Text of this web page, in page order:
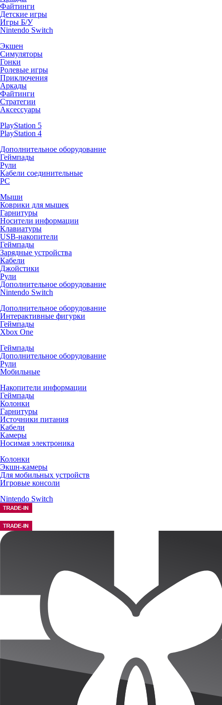
Файтинги
Детские игры
Игры Б/У
Nintendo Switch
Экшен
Симуляторы
Гонки
Ролевые игры
Приключения
Аркады
Файтинги
Стратегии
Аксессуары
PlayStation 5
PlayStation 4
Дополнительное оборудование
Геймпады
Рули
Кабели соединительные
PC
Мыши
Коврики для мышек
Гарнитуры
Носители информации
Клавиатуры
USB-накопители
Геймпады
Зарядные устройства
Кабели
Джойстики
Рули
Дополнительное оборудование
Nintendo Switch
Дополнительное оборудование
Интерактивные фигурки
Геймпады
Xbox One
Геймпады
Дополнительное оборудование
Рули
Мобильные
Накопители информации
Геймпады
Колонки
Гарнитуры
Источники питания
Кабели
Камеры
Носимая электроника
Колонки
Экшн-камеры
Для мобильных устройств
Игровые консоли
Nintendo Switch